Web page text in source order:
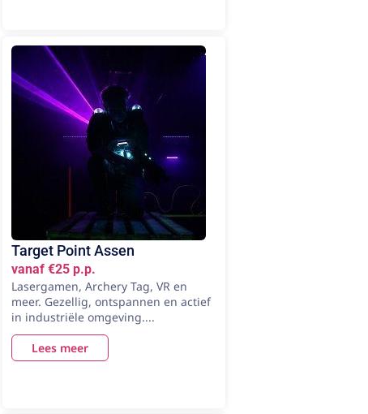
Target Point Assen
vanaf €25 p.p.
Lasergamen, Archery Tag, VR en
meer. Gezellig, ontspannen en actief
in industriële omgeving....
Lees meer